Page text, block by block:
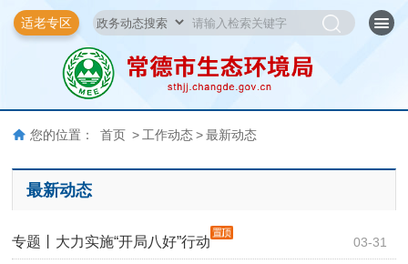
适老专区
您的位置： 首页 > 工作动态 > 最新动态
最新动态
03-31
专题丨大力实施“开局八好”行动